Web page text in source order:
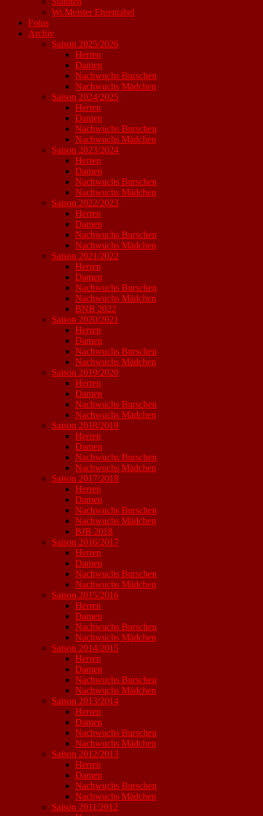
Wr.Meister Ehrentabel
Fotos
Archiv
Saison 2025/2026
Herren
Damen
Nachwuchs Burschen
Nachwuchs Mädchen
Saison 2024/2025
Herren
Damen
Nachwuchs Burschen
Nachwuchs Mädchen
Saison 2023/2024
Herren
Damen
Nachwuchs Burschen
Nachwuchs Mädchen
Saison 2022/2023
Herren
Damen
Nachwuchs Burschen
Nachwuchs Mädchen
Saison 2021/2022
Herren
Damen
Nachwuchs Burschen
Nachwuchs Mädchen
BNB 2022
Saison 2020/2021
Herren
Damen
Nachwuchs Burschen
Nachwuchs Mädchen
Saison 2019/2020
Herren
Damen
Nachwuchs Burschen
Nachwuchs Mädchen
Saison 2018/2019
Herren
Damen
Nachwuchs Burschen
Nachwuchs Mädchen
Saison 2017/2018
Herren
Damen
Nachwuchs Burschen
Nachwuchs Mädchen
BJB 2018
Saison 2016/2017
Herren
Damen
Nachwuchs Burschen
Nachwuchs Mädchen
Saison 2015/2016
Herren
Damen
Nachwuchs Burschen
Nachwuchs Mädchen
Saison 2014/2015
Herren
Damen
Nachwuchs Burschen
Nachwuchs Mädchen
Saison 2013/2014
Herren
Damen
Nachwuchs Burschen
Nachwuchs Mädchen
Saison 2012/2013
Herren
Damen
Nachwuchs Burschen
Nachwuchs Mädchen
Saison 2011/2012